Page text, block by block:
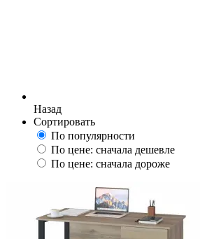
Назад
Сортировать
По популярности
По цене: сначала дешевле
По цене: сначала дороже